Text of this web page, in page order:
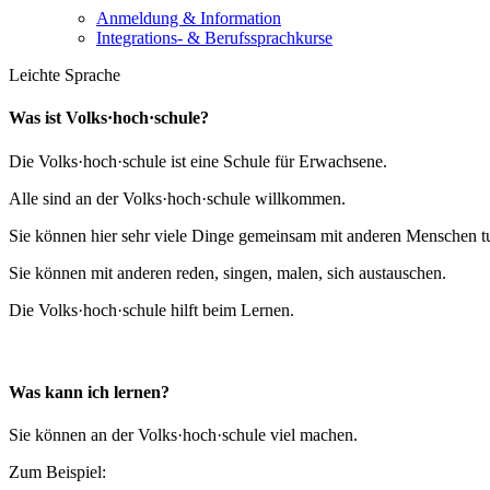
Anmeldung & Information
Integrations- & Berufssprachkurse
Leichte Sprache
Was ist Volks·hoch·schule?
Die Volks·hoch·schule ist eine Schule für Erwachsene.
Alle sind an der Volks·hoch·schule willkommen.
Sie können hier sehr viele Dinge gemeinsam mit anderen Menschen
Sie können mit anderen reden, singen, malen, sich austauschen.
Die Volks·hoch·schule hilft beim Lernen.
Was kann ich lernen?
Sie können an der Volks·hoch·schule viel machen.
Zum Beispiel: